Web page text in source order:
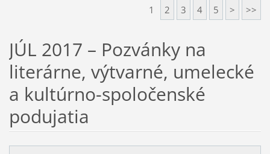
1 2 3 4 5 > >>
JÚL 2017 – Pozvánky na
literárne, výtvarné, umelecké
a kultúrno-spoločenské
podujatia